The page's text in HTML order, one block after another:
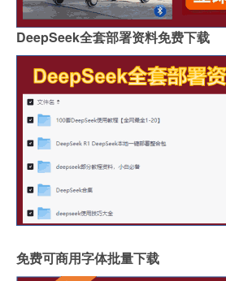
DeepSeek全套部署资料免费下载
免费可商用字体批量下载